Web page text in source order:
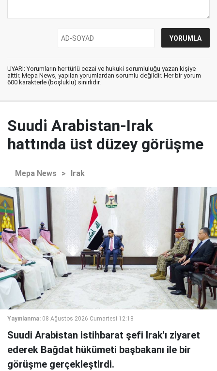
UYARI: Yorumların her türlü cezai ve hukuki sorumluluğu yazan kişiye
aittir. Mepa News, yapılan yorumlardan sorumlu değildir. Her bir yorum
600 karakterle (boşluklu) sınırlıdır.
Suudi Arabistan-Irak
hattında üst düzey görüşme
Mepa News > Irak
Yayınlanma: 08 Ağustos 2026 Cumartesi 12:18
Suudi Arabistan istihbarat şefi Irak'ı ziyaret
ederek Bağdat hükümeti başbakanı ile bir
görüşme gerçekleştirdi.